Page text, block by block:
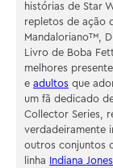
histórias de Star
repletos de ação
Mandaloriano™,
Livro de Boba
melhores
e adultos que
um fã dedicado
Collector Series,
verdadeiramente
outros conjuntos
linha
Indiana